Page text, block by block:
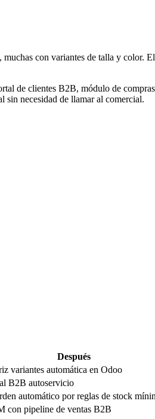
con variantes de talla y color.
de clientes B2B, módulo de
sin necesidad de llamar al comercial.
Después
variantes automática en Odoo
B2B autoservicio
automático por reglas de stock
con pipeline de ventas B2B